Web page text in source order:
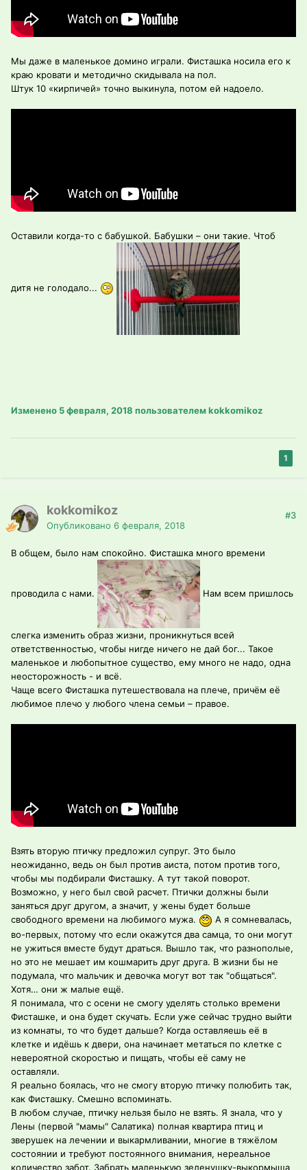
Мы даже в маленькое домино играли. Фисташка носила его к
краю кровати и методично скидывала на пол.
Штук 10 «кирпичей» точно выкинула, потом ей надоело.
Оставили когда-то с бабушкой. Бабушки – они такие. Чтоб
дитя не голодало...
Изменено 5 февраля, 2018 пользователем kokkomikoz
1
kokkomikoz
Опубликовано 6 февраля, 2018
#3
В общем, было нам спокойно. Фисташка много времени
проводила с нами. Нам всем пришлось
слегка изменить образ жизни, проникнуться всей
ответственностью, чтобы нигде ничего не дай бог... Такое
маленькое и любопытное существо, ему много не надо, одна
неосторожность - и всё.
Чаще всего Фисташка путешествовала на плече, причём её
любимое плечо у любого члена семьи – правое.
Взять вторую птичку предложил супруг. Это было
неожиданно, ведь он был против аиста, потом против того,
чтобы мы подбирали Фисташку. А тут такой поворот.
Возможно, у него был свой расчет. Птички должны были
заняться друг другом, а значит, у жены будет больше
свободного времени на любимого мужа.
А я сомневалась,
во-первых, потому что если окажутся два самца, то они могут
не ужиться вместе будут драться. Вышло так, что разнополые,
но это не мешает им кошмарить друг друга. В жизни бы не
подумала, что мальчик и девочка могут вот так "общаться".
Хотя… они ж малые ещё.
Я понимала, что с осени не смогу уделять столько времени
Фисташке, и она будет скучать. Если уже сейчас трудно выйти
из комнаты, то что будет дальше? Когда оставляешь её в
клетке и идёшь к двери, она начинает метаться по клетке с
невероятной скоростью и пищать, чтобы её саму не
оставляли.
Я реально боялась, что не смогу вторую птичку полюбить так,
как Фисташку. Смешно вспоминать.
В любом случае, птичку нельзя было не взять. Я знала, что у
Лены (первой "мамы" Салатика) полная квартира птиц и
зверушек на лечении и выкармливании, многие в тяжёлом
состоянии и требуют постоянного внимания, нереальное
количество забот. Забрать маленькую зеленушку-выкормыша